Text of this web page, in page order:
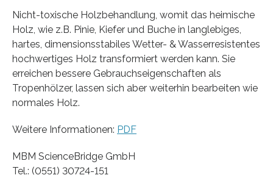
Nicht-toxische Holzbehandlung, womit das heimische
Holz, wie z.B. Pinie, Kiefer und Buche in langlebiges,
hartes, dimensionsstabiles Wetter- & Wasserresistentes
hochwertiges Holz transformiert werden kann. Sie
erreichen bessere Gebrauchseigenschaften als
Tropenhölzer, lassen sich aber weiterhin bearbeiten wie
normales Holz.
Weitere Informationen: PDF
MBM ScienceBridge GmbH
Tel.: (0551) 30724-151